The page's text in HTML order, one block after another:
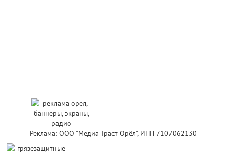
Реклама: ООО "Медиа Траст Орёл", ИНН 7107062130